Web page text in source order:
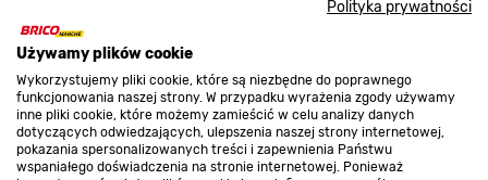
Polityka prywatności
Używamy plików cookie
Wykorzystujemy pliki cookie, które są niezbędne do poprawnego
funkcjonowania naszej strony. W przypadku wyrażenia zgody używamy
inne pliki cookie, które możemy zamieścić w celu analizy danych
dotyczących odwiedzających, ulepszenia naszej strony internetowej,
pokazania spersonalizowanych treści i zapewnienia Państwu
wspaniałego doświadczenia na stronie internetowej. Ponieważ
O nas
Kontakt do sklepu